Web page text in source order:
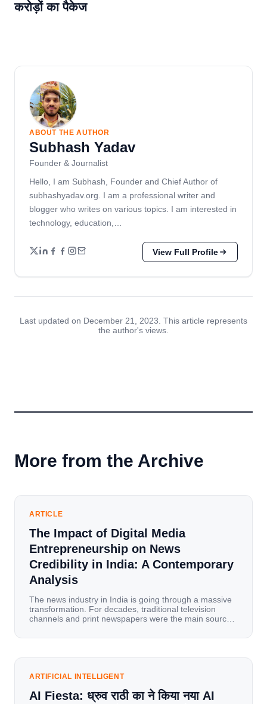
करोड़ों का पैकेज
ABOUT THE AUTHOR
Subhash Yadav
Founder & Journalist
Hello, I am Subhash, Founder and Chief Author of
subhashyadav.org. I am a professional writer and
blogger who writes on various topics. I am interested in
technology, education,…
View Full Profile
Last updated on December 21, 2023. This article represents
the author's views.
More from the Archive
ARTICLE
The Impact of Digital Media
Entrepreneurship on News
Credibility in India: A Contemporary
Analysis
The news industry in India is going through a massive
transformation. For decades, traditional television
channels and print newspapers were the main sources
mobile data, affordable smartphones, and high-speed
has become a mobile-first market where consumers
ARTIFICIAL INTELLIGENT
AI Fiesta: ध्रुव राठी का ने किया नया AI